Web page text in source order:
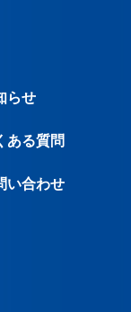
らせ
ある質問
い合わせ